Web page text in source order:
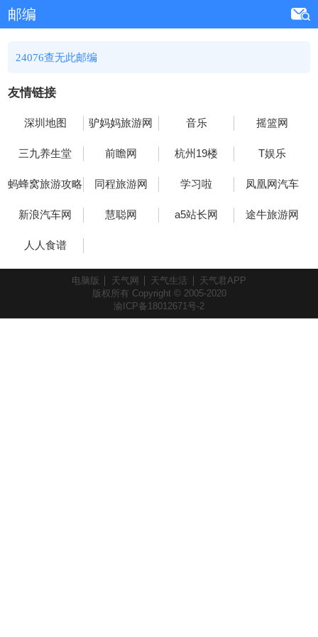
邮编
24076查无此邮编
友情链接
深圳地图 驴妈妈旅游网 音乐 摇篮网
三九养生堂 前瞻网 杭州19楼 T娱乐
蚂蜂窝旅游攻略 同程旅游网 学习啦 凤凰网汽车
新浪汽车网 慧聪网 a5站长网 途牛旅游网
人人食谱
电脑版 天气网 天气生活
天气君APP
版权所有 Copyright © 2005-2020
渝ICP备18012671号-2